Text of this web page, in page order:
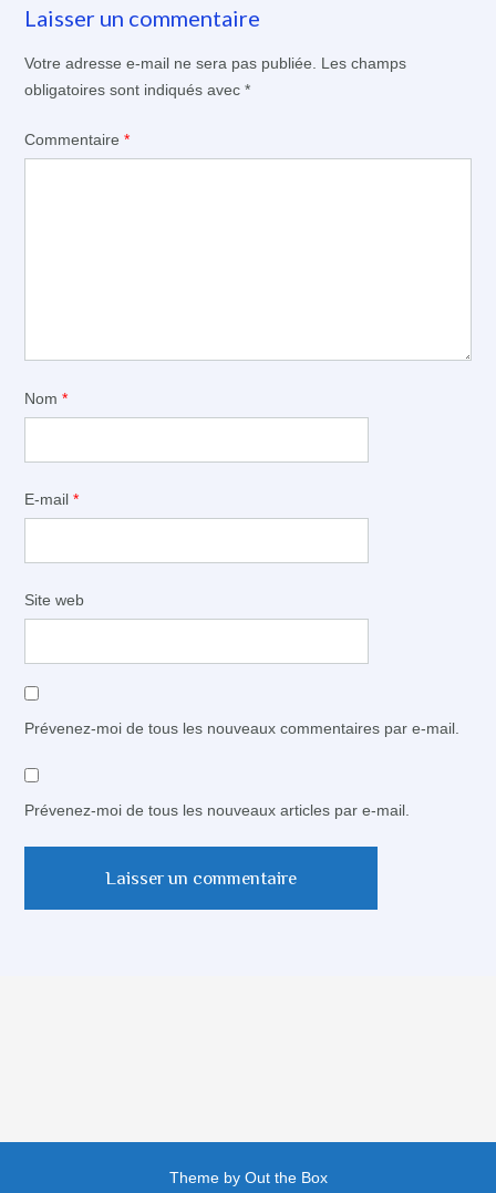
Laisser un commentaire
Votre adresse e-mail ne sera pas publiée.
Les champs
obligatoires sont indiqués avec *
Commentaire *
Nom *
E-mail *
Site web
Prévenez-moi de tous les nouveaux commentaires par e-mail.
Prévenez-moi de tous les nouveaux articles par e-mail.
Theme by Out the Box